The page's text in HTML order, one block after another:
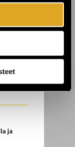
ja